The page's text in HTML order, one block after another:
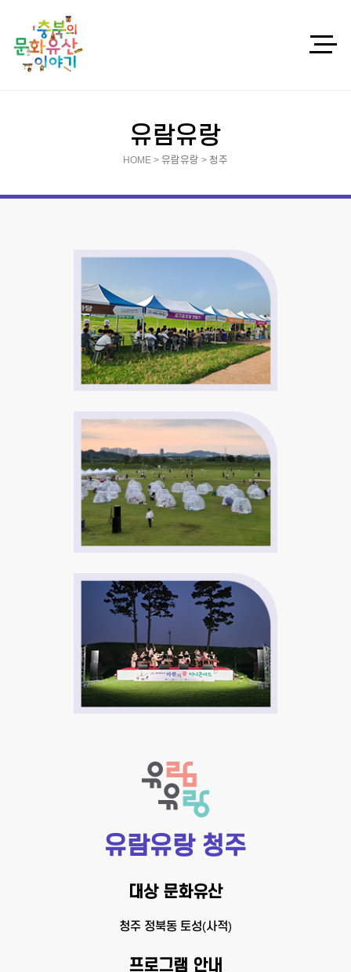
유람유랑
HOME > 유람유랑 > 청주
유람유랑 청주
대상 문화유산
청주 정북동 토성(사적)
프로그램 안내